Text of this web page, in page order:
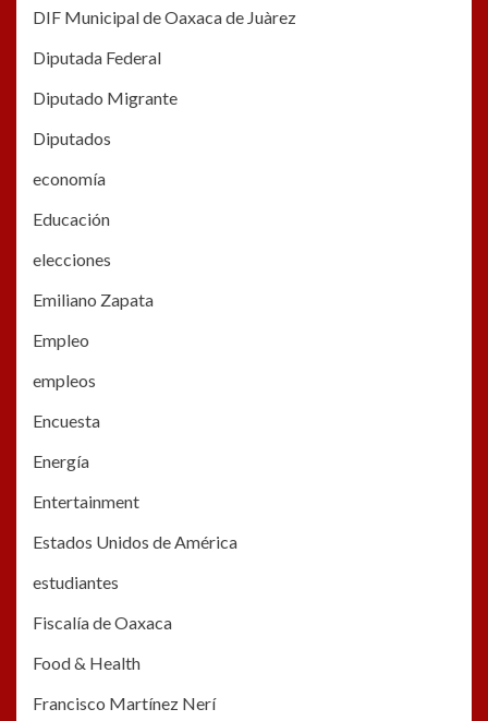
DIF Municipal de Oaxaca de Juàrez
Diputada Federal
Diputado Migrante
Diputados
economía
Educación
elecciones
Emiliano Zapata
Empleo
empleos
Encuesta
Energía
Entertainment
Estados Unidos de América
estudiantes
Fiscalía de Oaxaca
Food & Health
Francisco Martínez Nerí